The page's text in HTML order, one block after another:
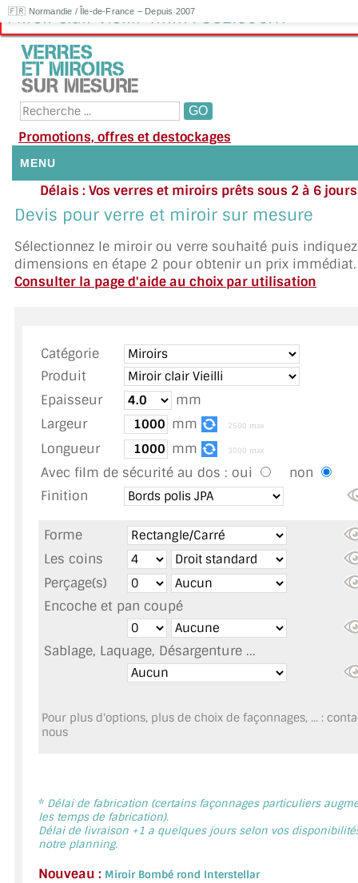
🇫🇷 Normandie / Île-de-France – Depuis 2007
Miroir clair Vieilli 4mm : 362.50€HT
Promotions, offres et destockages
MENU
NOUS CONTACTER
DEMANDE DE DEVIS
TOUS LES TARIFS AU M2
GUIDE : CHOIX PAR UTILISATION
INSPIRATIONS ET NOUVEAUTÉS
AMBIANCE LAITON BROSSÉ
MIROIR SUR MESURE
MIROIR VIEILLI
MIROIR DÉCORATIF DE COULEUR
LOTS DE MIROIRS EN MOZAÏQUE
MIROIR DE SALLE DE BAIN
MIROIR POUR SALLE DE SPORT
MIROIR POUR SALLE DE DANSE
MIROIR ENCADRÉ
Délais : Vos verres et miroirs prêts sous 2 à 6
moyenne
Besoin
Appelez ou envoyez un SMS au 06 79 92
Devis pour verre et miroir sur mesure
Sélectionnez le miroir ou verre souhaité puis
dimensions en étape 2 pour obtenir un prix immédiat.
Consulter la page d'aide au choix par utilisation
Catégorie
Produit
Epaisseur
mm
Largeur
mm 2500 max
Longueur mm 3000 max
Avec film de sécurité au dos : oui
non
Finition
Forme
Les coins
Perçage(s)
Encoche et pan coupé
Sablage, Laquage, Désargenture ...
Pour plus d'options, plus de choix de façonnages, ... :
nous
* Délai de fabrication (certains façonnages particuliers
les temps de fabrication).
Délai de livraison +1 a quelques jours selon vos
notre planning.
Nouveau : Miroir Bombé rond Interstellar